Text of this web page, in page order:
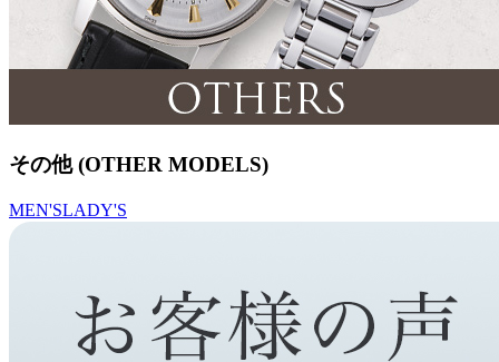
その他 (OTHER MODELS)
MEN'SLADY'S